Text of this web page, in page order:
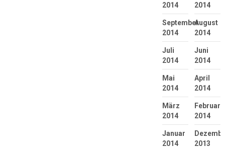
2014
2014
September
2014
August
2014
Juli
2014
Juni
2014
Mai
2014
April
2014
März
2014
Februar
2014
Januar
2014
2013